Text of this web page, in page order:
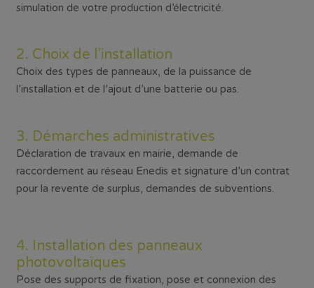
simulation de votre production d’électricité.
2. Choix de l’installation
Choix des types de panneaux, de la puissance de
l’installation et de l’ajout d’une batterie ou pas.
3. Démarches administratives
Déclaration de travaux en mairie, demande de
raccordement au réseau Enedis et signature d’un contrat
pour la revente de surplus, demandes de subventions.
4. Installation des panneaux
photovoltaïques
Pose des supports de fixation, pose et connexion des